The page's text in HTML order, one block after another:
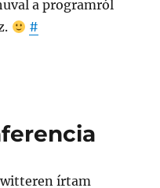
a programról
#
írtam